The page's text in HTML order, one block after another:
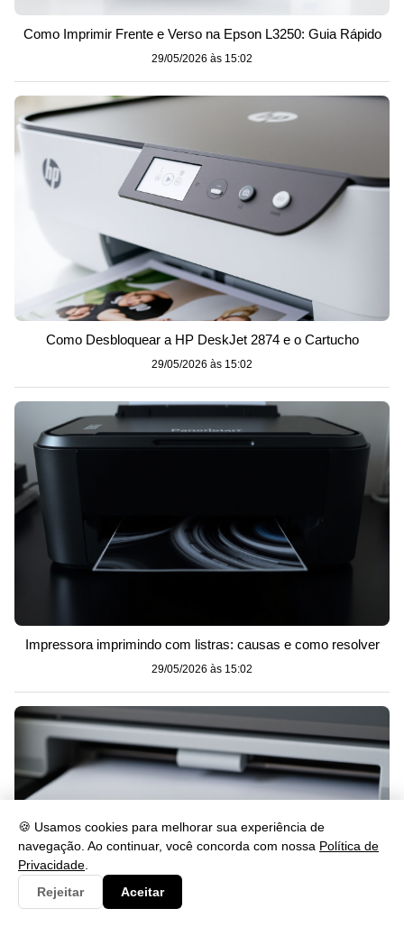
🍪 Usamos cookies para melhorar sua experiência de
navegação. Ao continuar, você concorda com nossa Política de
Privacidade
Rejeitar
Aceitar
Como Imprimir Frente e Verso na Epson L3250: Guia Rápido
29/05/2026 às 15:02
Como Desbloquear a HP DeskJet 2874 e o Cartucho
29/05/2026 às 15:02
Impressora imprimindo com listras: causas e como resolver
29/05/2026 às 15:02